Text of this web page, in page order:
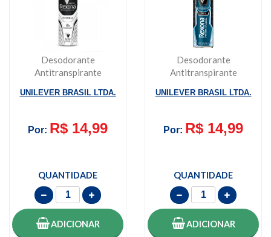
Desodorante
Antitranspirante
Rexona 1...
UNILEVER BRASIL LTDA.
Por: R$ 14,99
QUANTIDADE
ADICIONAR
Desodorante
Antitranspirante
Aeros...
UNILEVER BRASIL LTDA.
Por: R$ 14,99
QUANTIDADE
ADICIONAR